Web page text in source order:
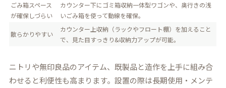
ごみ箱スペース
が確保しづらい
カウンター下にゴミ箱収納一体型ワゴンや、奥行きの浅
いごみ箱を使って動線を確保。
散らかりやすい
カウンター上収納（ラックやフロート棚）を加えること
で、見た目すっきり&収納力アップが可能。
ニトリや無印良品のアイテム、既製品と造作を上手に組み合
わせると利便性も高まります。設置の際は長期使用・メンテ